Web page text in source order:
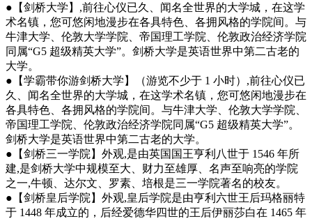
●【剑桥大学】,前往心仪已久、闻名全世界的大学城，在这学
术名镇，您可悠闲地漫步在各具特色、各拥风格的学院间。与
牛津大学、伦敦大学学院、帝国理工学院、伦敦政治经济学院
同属“G5 超级精英大学”。剑桥大学是英语世界中第二古老的
大学。
●【学霸带你游剑桥大学】（游览不少于 1 小时）,前往心仪已
久、闻名全世界的大学城，在这学术名镇，您可悠闲地漫步在
各具特色、各拥风格的学院间。与牛津大学、伦敦大学学院、
帝国理工学院、伦敦政治经济学院同属“G5 超级精英大学”。
剑桥大学是英语世界中第二古老的大学。
●【剑桥三一学院】外观,是由英国国王亨利八世于 1546 年所
建,是剑桥大学中规模至大、财力至雄厚、名声至响亮的学院
之一,牛顿、达尔文、罗素、培根是三一学院著名的校友。
●【剑桥皇后学院】外观,皇后学院是由亨利六世王后玛格丽特
于 1448 年成立的，后经爱德华四世的王后伊丽莎白在 1465 年